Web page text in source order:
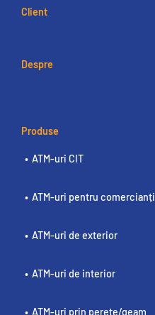
Client
Despre
Produse
ATM-uri CIT
ATM-uri pentru comercianți
ATM-uri de exterior
ATM-uri de interior
ATM-uri prin perete/geam